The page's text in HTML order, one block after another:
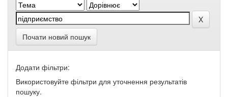
Почати новий пошук
Додати фільтри:
Використовуйте фільтри для уточнення результатів
пошуку.